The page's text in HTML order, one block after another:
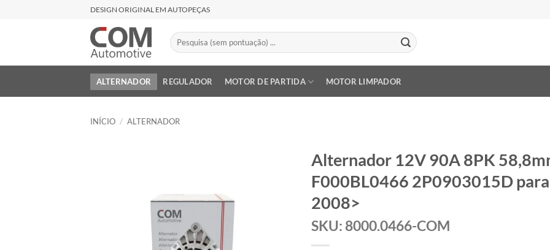
DESIGN ORIGINAL EM AUTOPEÇAS
Pesquisar
por:
ALTERNADOR REGULADOR MOTOR DE PARTIDA MOTOR LIMPADOR
INÍCIO / ALTERNADOR
Alternador 12V 90A 8PK
F000BL0466 2P0903015D
2008>
SKU: 8000.0466-COM